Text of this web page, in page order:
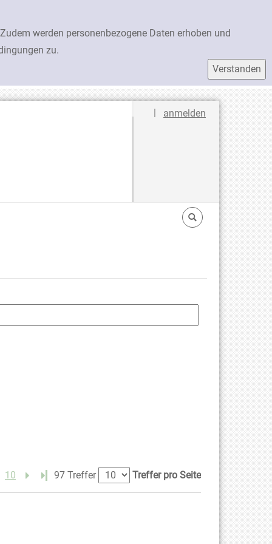
werden personenbezogene Daten erhoben und
zu.
Sprache auswählen
| anmelden
10 Letzte Seite
97 Treffer Treffer pro Seite